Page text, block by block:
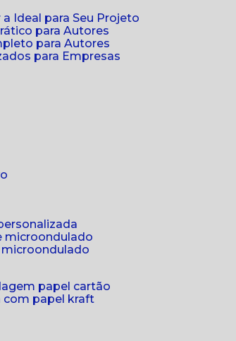
Ideal para Seu Projeto
para Autores
para Autores
para Empresas
microondulado
microondulado
papel cartão
com papel kraft